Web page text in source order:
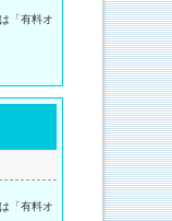
「有料オ
「有料オ